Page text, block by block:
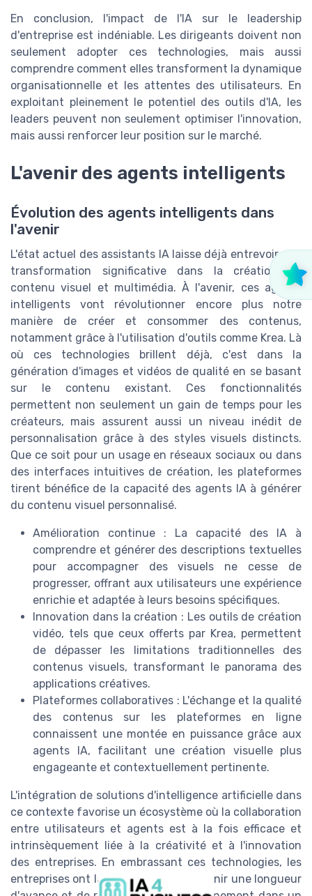
En conclusion, l'impact de l'IA sur le leadership
d'entreprise est indéniable. Les dirigeants doivent non
seulement adopter ces technologies, mais aussi
comprendre comment elles transforment la dynamique
organisationnelle et les attentes des utilisateurs. En
exploitant pleinement le potentiel des outils d'IA, les
leaders peuvent non seulement optimiser l'innovation,
mais aussi renforcer leur position sur le marché.
L'avenir des agents intelligents
Évolution des agents intelligents dans
l'avenir
L'état actuel des assistants IA laisse déjà entrevoir une
transformation significative dans la création de
contenu visuel et multimédia. À l'avenir, ces agents
intelligents vont révolutionner encore plus notre
manière de créer et consommer des contenus,
notamment grâce à l'utilisation d'outils comme Krea. Là
où ces technologies brillent déjà, c'est dans la
génération d'images et vidéos de qualité en se basant
sur le contenu existant. Ces fonctionnalités
permettent non seulement un gain de temps pour les
créateurs, mais assurent aussi un niveau inédit de
personnalisation grâce à des styles visuels distincts.
Que ce soit pour un usage en réseaux sociaux ou dans
des interfaces intuitives de création, les plateformes
tirent bénéfice de la capacité des agents IA à générer
du contenu visuel personnalisé.
Amélioration continue : La capacité des IA à
comprendre et générer des descriptions textuelles
pour accompagner des visuels ne cesse de
progresser, offrant aux utilisateurs une expérience
enrichie et adaptée à leurs besoins spécifiques.
Innovation dans la création : Les outils de création
vidéo, tels que ceux offerts par Krea, permettent
de dépasser les limitations traditionnelles des
contenus visuels, transformant le panorama des
applications créatives.
Plateformes collaboratives : L'échange et la qualité
des contenus sur les plateformes en ligne
connaissent une montée en puissance grâce aux
agents IA, facilitant une création visuelle plus
engageante et contextuellement pertinente.
L'intégration de solutions d'intelligence artificielle dans
ce contexte favorise un écosystème où la collaboration
entre utilisateurs et agents est à la fois efficace et
intrinsèquement liée à la créativité et à l'innovation
des entreprises. En embrassant ces technologies, les
entreprises ont la possibilité de maintenir une longueur